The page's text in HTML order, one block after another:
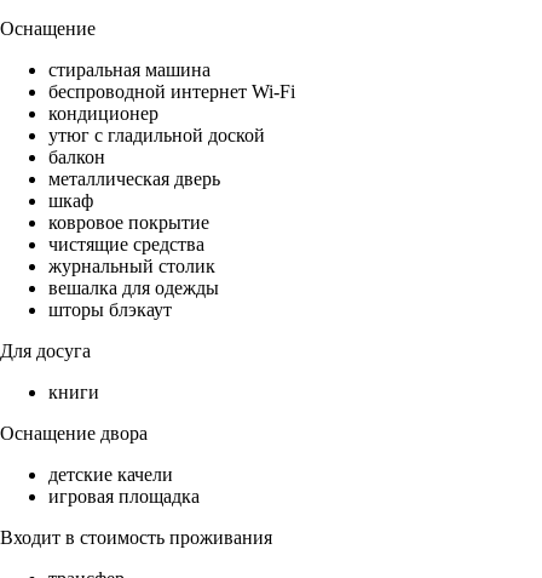
Оснащение
стиральная машина
беспроводной интернет Wi-Fi
кондиционер
утюг с гладильной доской
балкон
металлическая дверь
шкаф
ковровое покрытие
чистящие средства
журнальный столик
вешалка для одежды
шторы блэкаут
Для досуга
книги
Оснащение двора
детские качели
игровая площадка
Входит в стоимость проживания